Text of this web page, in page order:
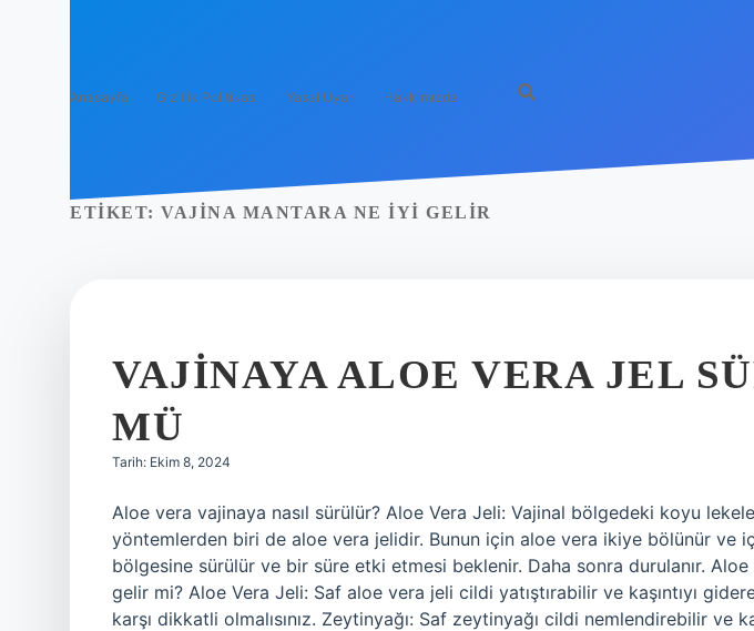
Anasayfa Gizlilik Politikası Yasal Uyarı Hakkımızda
ETIKET: VAJINA MANTARA NE IYI GELIR
VAJINAYA ALOE VERA JEL
MÜ
Tarih: Ekim 8, 2024
Aloe vera vajinaya nasıl sürülür? Aloe Vera Jeli: Vajinal bölgedeki koyu
yöntemlerden biri de aloe vera jelidir. Bunun için aloe vera ikiye bölünür ve
bölgesine sürülür ve bir süre etki etmesi beklenir. Daha sonra durulanır. Aloe
gelir mi? Aloe Vera Jeli: Saf aloe vera jeli cildi yatıştırabilir ve kaşıntıyı
karşı dikkatli olmalısınız. Zeytinyağı: Saf zeytinyağı cildi nemlendirebilir ve